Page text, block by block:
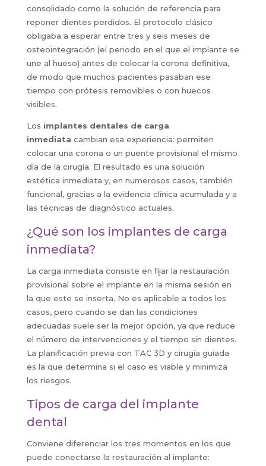
consolidado como la solución de referencia para
reponer dientes perdidos. El protocolo clásico
obligaba a esperar entre tres y seis meses de
osteointegración (el periodo en el que el implante se
une al hueso) antes de colocar la corona definitiva,
de modo que muchos pacientes pasaban ese
tiempo con prótesis removibles o con huecos
visibles.
Los implantes dentales de carga
inmediata cambian esa experiencia: permiten
colocar una corona o un puente provisional el mismo
día de la cirugía. El resultado es una solución
estética inmediata y, en numerosos casos, también
funcional, gracias a la evidencia clínica acumulada y a
las técnicas de diagnóstico actuales.
¿Qué son los implantes de carga
inmediata?
La carga inmediata consiste en fijar la restauración
provisional sobre el implante en la misma sesión en
la que este se inserta. No es aplicable a todos los
casos, pero cuando se dan las condiciones
adecuadas suele ser la mejor opción, ya que reduce
el número de intervenciones y el tiempo sin dientes.
La planificación previa con TAC 3D y cirugía guiada
es la que determina si el caso es viable y minimiza
los riesgos.
Tipos de carga del implante
dental
Conviene diferenciar los tres momentos en los que
puede conectarse la restauración al implante: